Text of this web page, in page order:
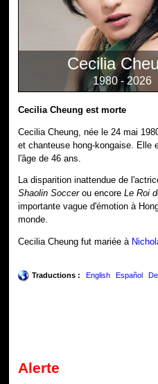
Cecilia
1980 - 2026
Cecilia Cheung est morte
Cecilia Cheung, née le 24 mai
et chanteuse hong-kongaise. Elle
l'âge de 46 ans.
La disparition inattendue de
Shaolin Soccerou encoreLe Roi
importante vague d'émotion à
monde.
Cecilia Cheung fut mariée à
Traductions : English Español
Alerte